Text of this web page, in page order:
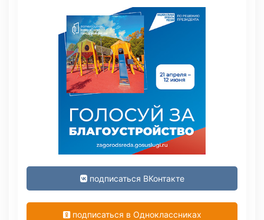
подписаться ВКонтакте
подписаться в Одноклассниках